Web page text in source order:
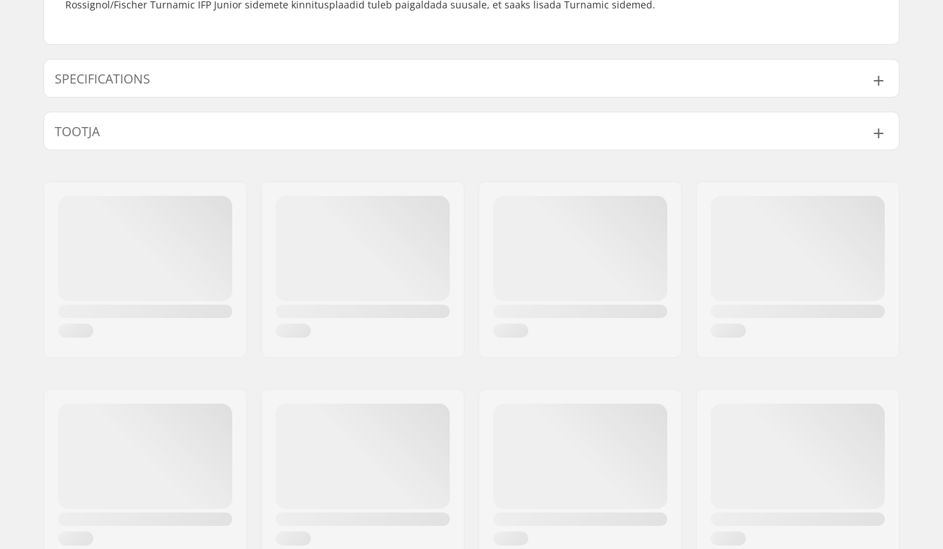
Rossignol/Fischer Turnamic IFP Junior sidemete kinnitusplaadid tuleb paigaldada suusale, et saaks lisada Turnamic sidemed.
SPECIFICATIONS
Plaatide jaoks sobivad sidemed: IFP Junior Turnamic
TOOTJA